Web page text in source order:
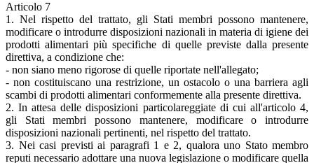
Articolo 7
1. Nel rispetto del trattato, gli Stati membri possono mantenere,
modificare o introdurre disposizioni nazionali in materia di igiene dei
prodotti alimentari più specifiche di quelle previste dalla presente
direttiva, a condizione che:
- non siano meno rigorose di quelle riportate nell'allegato;
- non costituiscano una restrizione, un ostacolo o una barriera agli
scambi di prodotti alimentari conformemente alla presente direttiva.
2. In attesa delle disposizioni particolareggiate di cui all'articolo 4,
gli Stati membri possono mantenere, modificare o introdurre
disposizioni nazionali pertinenti, nel rispetto del trattato.
3. Nei casi previsti ai paragrafi 1 e 2, qualora uno Stato membro
reputi necessario adottare una nuova legislazione o modificare quella